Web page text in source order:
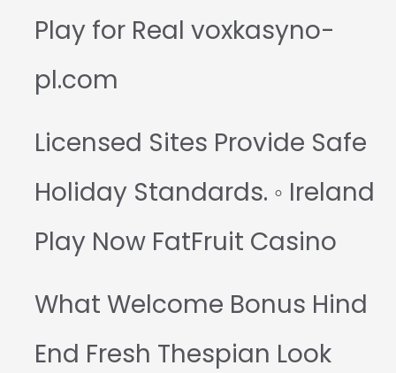
Play for Real voxkasyno-
pl.com
Licensed Sites Provide Safe
Holiday Standards. ◦ Ireland
Play Now FatFruit Casino
What Welcome Bonus Hind
End Fresh Thespian Look